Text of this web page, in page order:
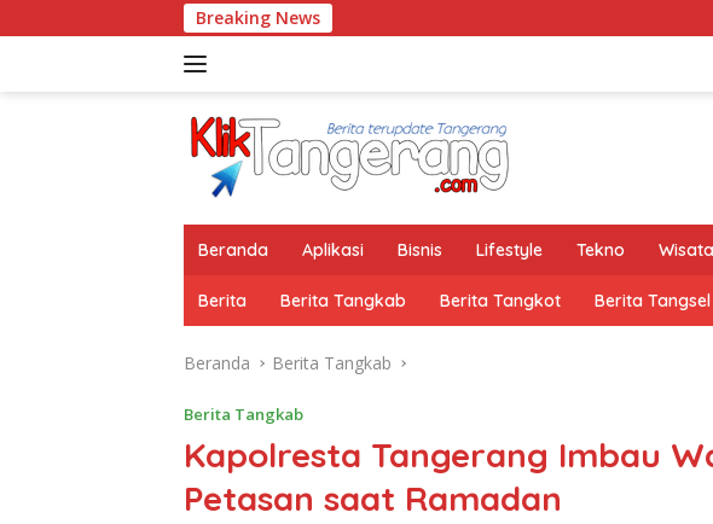
ke
Breaking News Mengenal
Beranda Aplikasi Bisnis Lifestyle Tekno Wisata
Berita Berita Tangkab Berita Tangkot Berita Tangsel
Beranda Berita Tangkab
Berita Tangkab
Kapolresta Tangerang Imbau
Petasan saat Ramadan